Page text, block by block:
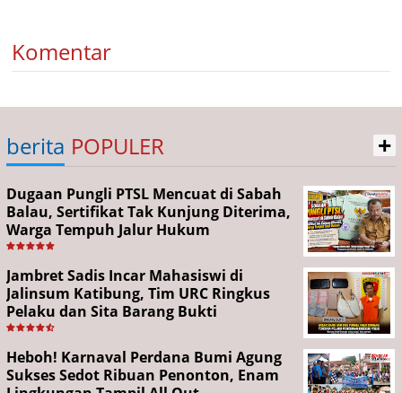
Komentar
berita POPULER +
Dugaan Pungli PTSL Mencuat di Sabah
Balau, Sertifikat Tak Kunjung Diterima,
Warga Tempuh Jalur Hukum
Jambret Sadis Incar Mahasiswi di
Jalinsum Katibung, Tim URC Ringkus
Pelaku dan Sita Barang Bukti
Heboh! Karnaval Perdana Bumi Agung
Sukses Sedot Ribuan Penonton, Enam